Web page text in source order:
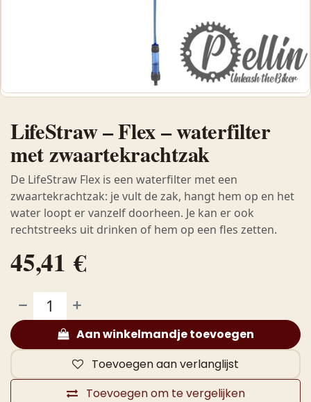
LifeStraw – Flex – waterfilter
met zwaartekrachtzak
De LifeStraw Flex is een waterfilter met een
zwaartekrachtzak: je vult de zak, hangt hem op en het
water loopt er vanzelf doorheen. Je kan er ook
rechtstreeks uit drinken of hem op een fles zetten.
45,41 €
Aan winkelmandje toevoegen
Toevoegen om te vergelijken
Toevoegen aan verlanglijst